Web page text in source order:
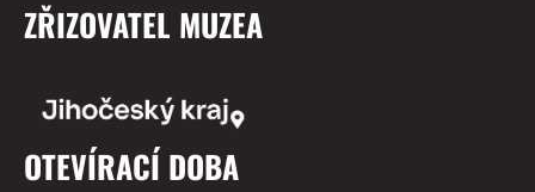
ZŘIZOVATEL MUZEA
OTEVÍRACÍ DOBA